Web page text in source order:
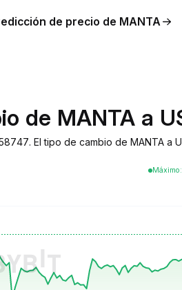
de precio de MANTA
de MANTA a
El tipo de cambio de MANTA
Máximo: